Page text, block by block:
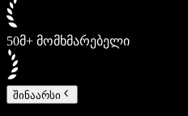
50მ+ მომხმარებელი
შინაარსი